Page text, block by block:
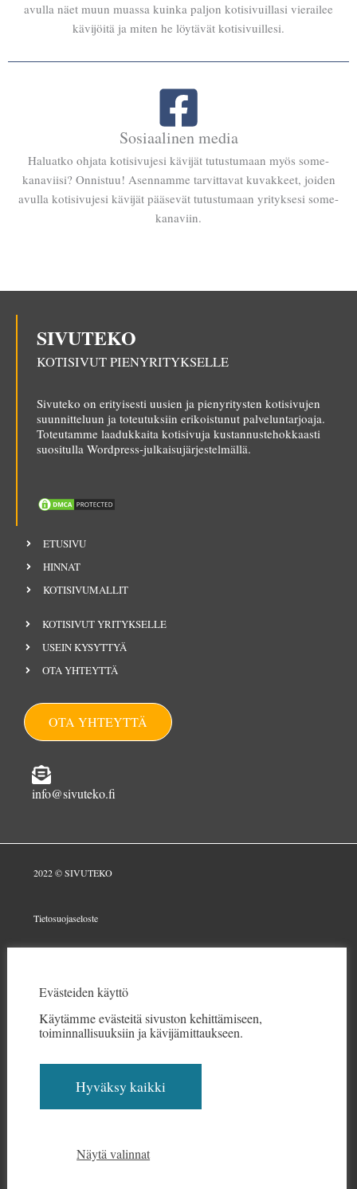
avulla näet muun muassa kuinka paljon kotisivuillasi vierailee
kävijöitä ja miten he löytävät kotisivuillesi.
Sosiaalinen media
Haluatko ohjata kotisivujesi kävijät tutustumaan myös some-
kanaviisi? Onnistuu! Asennamme tarvittavat kuvakkeet, joiden
avulla kotisivujesi kävijät pääsevät tutustumaan yrityksesi some-
kanaviin.
SIVUTEKO
KOTISIVUT PIENYRITYKSELLE
Sivuteko on erityisesti uusien ja pienyritysten kotisivujen
suunnitteluun ja toteutuksiin erikoistunut palveluntarjoaja.
Toteutamme laadukkaita kotisivuja kustannustehokkaasti
suositulla Wordpress-julkaisujärjestelmällä.
ETUSIVU
HINNAT
KOTISIVUMALLIT
KOTISIVUT YRITYKSELLE
USEIN KYSYTTYÄ
OTA YHTEYTTÄ
OTA YHTEYTTÄ
info@sivuteko.fi
2022 © SIVUTEKO
Tietosuojaseloste
Edulliset kotisivut yritykselle
Kotisivut Kaarina
Kotisivut Turku
Kotisivut toiminimelle
Evästeiden käyttö
Käytämme evästeitä sivuston kehittämiseen,
toiminnallisuuksiin ja kävijämittaukseen.
Hyväksy kaikki
Näytä valinnat